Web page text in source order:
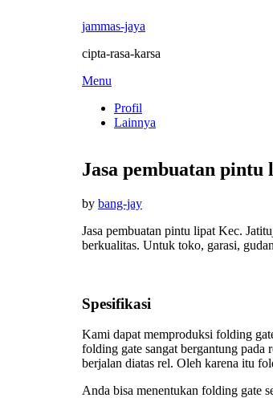
jammas-jaya
cipta-rasa-karsa
Skip
content
Menu
Profil
Lainnya
Jasa pembuatan
by bang-jayPosted
Jasa pembuatan pintu lipat Kec.
berkualitas. Untuk toko, garasi,
Spesifikasi
Kami dapat memproduksi folding
folding gate sangat bergantung
berjalan diatas rel. Oleh karena itu
Anda bisa menentukan folding gate